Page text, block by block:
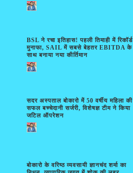
BSL ने रचा इतिहास! पहली तिमाही में रिकॉर्ड
मुनाफा, SAIL में सबसे बेहतर EBITDA के
साथ बनाया नया कीर्तिमान
सदर अस्पताल बोकारो में 50 वर्षीय महिला की
सफल बच्चेदानी सर्जरी, विशेषज्ञ टीम ने किया
जटिल ऑपरेशन
बोकारो के वरिष्ठ व्यवसायी ज्ञानचंद शर्मा का